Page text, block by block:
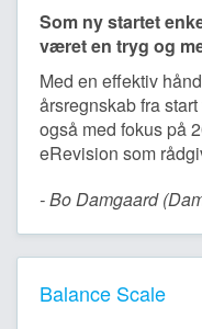
Som ny startet
været en tryg og
Med en effektiv
årsregnskab fra
også med fokus på
eRevision som
- Bo Damgaard
Balance Scale